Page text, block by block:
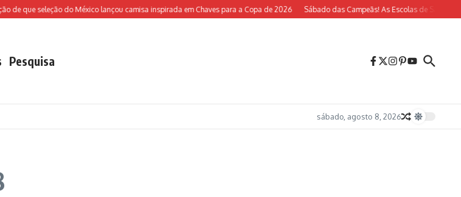
de que seleção do México lançou camisa inspirada em Chaves para a Copa de 2026 Sábado das Campeãs! As Escolas de Samba
Pesquisa
sábado, agosto 8, 2026